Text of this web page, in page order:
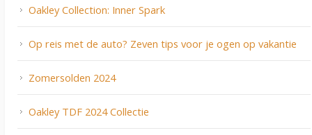
Oakley Collection: Inner Spark
Op reis met de auto? Zeven tips voor je ogen op vakantie
Zomersolden 2024
Oakley TDF 2024 Collectie